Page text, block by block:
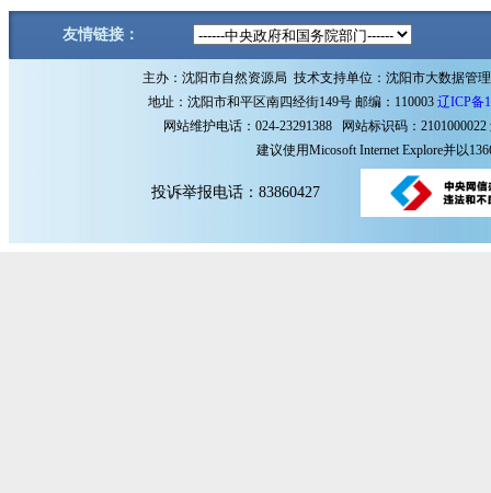
友情链接：
主办：沈阳市自然资源局 技术支持单位：沈阳市大数据管
地址：沈阳市和平区南四经街149号 邮编：110003 辽ICP备
网站维护电话：024-23291388 网站标识码：2101000022
建议使用Micosoft Internet Explore并以
投诉举报电话：83860427